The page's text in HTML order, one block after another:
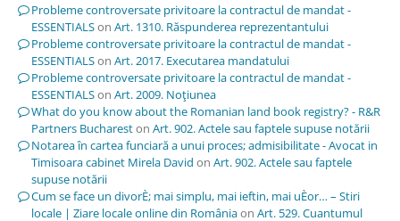
Probleme controversate privitoare la contractul de mandat -
ESSENTIALSon Art. 1310. Răspunderea reprezentantului
Probleme controversate privitoare la contractul de mandat -
ESSENTIALSon Art. 2017. Executarea mandatului
Probleme controversate privitoare la contractul de mandat -
ESSENTIALSon Art. 2009. Noţiunea
What do you know about the Romanian land book registry? - R&R
Partners Buchareston Art. 902. Actele sau faptele supuse notării
Notarea în cartea funciară a unui proces; admisibilitate - Avocat in
Timisoara cabinet Mirela David on Art. 902. Actele sau faptele
supuse notării
Cum se face un divorÈ; mai simplu, mai ieftin, mai uÈor… – Stiri
locale | Ziare locale online din Româniaon Art. 529. Cuantumul